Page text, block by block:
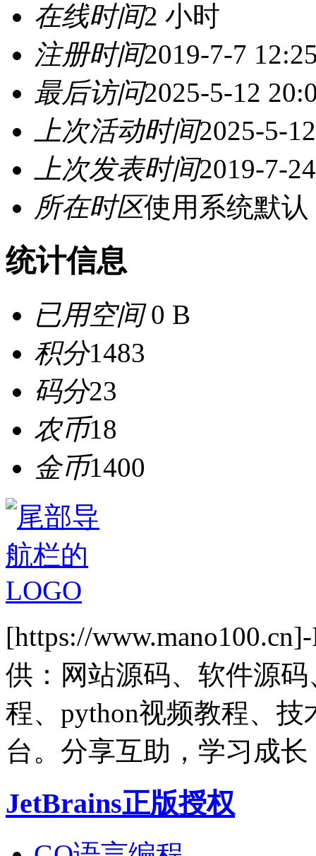
在线时间2 小时
注册时间2019-7-7
最后访问2025-5-12
上次活动时间2025-5-
上次发表时间2019-7-
所在时区使用系统默认
统计信息
已用空间0 B
积分1483
码分23
农币18
金币1400
[https://
供：网站源码、软件源
程、python视频教程、
台。分享互助，学习成长
JetBrains正版授权